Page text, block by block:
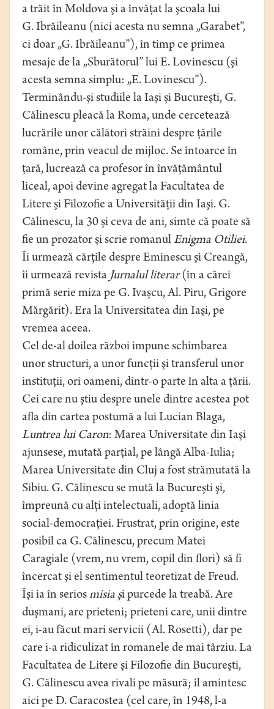
a trăit în Moldova şi a învăţat la şcoala lui
G. Ibrăileanu (nici acesta nu semna „Garabet”,
ci doar „G. Ibrăileanu”), în timp ce primea
mesaje de la „Sburătorul” lui E. Lovinescu (şi
acesta semna simplu: „E. Lovinescu”).
Terminându-şi studiile la Iaşi şi Bucureşti, G.
Călinescu pleacă la Roma, unde cercetează
lucrările unor călători străini despre ţările
române, prin veacul de mijloc. Se întoarce în
ţară, lucrează ca profesor în învăţământul
liceal, apoi devine agregat la Facultatea de
Litere şi Filozofie a Universităţii din Iaşi. G.
Călinescu, la 30 şi ceva de ani, simte că poate să
fie un prozator şi scrie romanulEnigma Otiliei.
Îi urmează cărţile despre Eminescu şi Creangă,
îi urmează revistaJurnalul literar(în a cărei
primă serie miza pe G. Ivaşcu, Al. Piru, Grigore
Mărgărit). Era la Universitatea din Iaşi, pe
vremea aceea.
Cel de-al doilea război impune schimbarea
unor structuri, a unor funcţii şi transferul unor
instituţii, ori oameni, dintr-o parte în alta a ţării.
Cei care nu ştiu despre unele dintre acestea pot
afla din cartea postumă a lui Lucian Blaga,
Luntrea lui Caron: Marea Universitate din Iaşi
ajunsese, mutată parţial, pe lângă Alba-Iulia;
Marea Universitate din Cluj a fost strămutată la
Sibiu. G. Călinescu se mută la Bucureşti şi,
împreună cu alţi intelectuali, adoptă linia
social-democraţiei. Frustrat, prin origine, este
posibil ca G. Călinescu, precum Matei
Caragiale (vrem, nu vrem, copil din flori) să fi
încercat şi el sentimentul teoretizat de Freud.
Îşi ia în seriosmisia şi purcede la treabă. Are
duşmani, are prieteni; prieteni care, unii dintre
ei, i-au făcut mari servicii (Al. Rosetti), dar pe
care i-a ridiculizat în romanele de mai târziu. La
Facultatea de Litere şi Filozofie din Bucureşti,
G. Călinescu avea rivali pe măsură; îl amintesc
aici pe D. Caracostea (cel care, în 1948, l-a